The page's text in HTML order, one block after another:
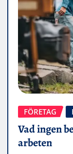
FÖRETAG
Vad ingen
arbeten